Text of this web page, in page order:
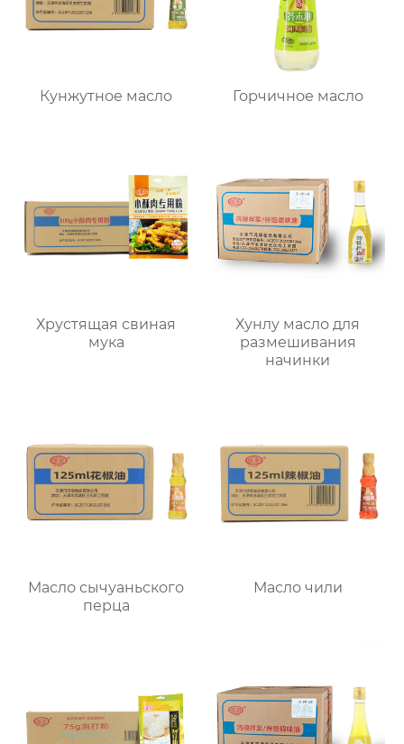
Кунжутное масло Горчичное масло
Хрустящая свиная
мука
Хунлу масло для
размешивания
начинки
Масло сычуаньского
перца
Масло чили